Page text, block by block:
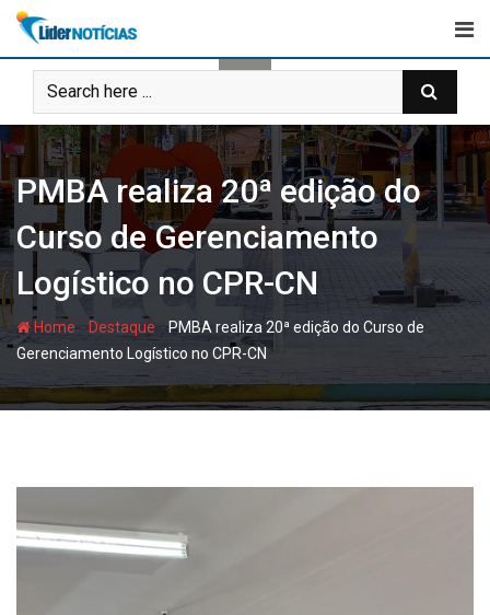
Skip
content
PMBA realiza 20ª edição do
Curso de Gerenciamento
Logístico no CPR-CN
Home - Destaque - PMBA realiza 20ª edição do Curso de
Gerenciamento Logístico no CPR-CN